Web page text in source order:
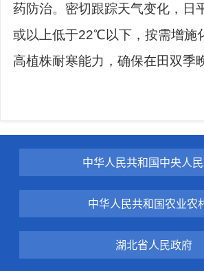
药防治。密切跟踪天气变化，日
或以上低于22℃以下，按需增施
高植株耐寒能力，确保在田双季
中华人民共和国中央人
中华人民共和国农业农
湖北省人民政府